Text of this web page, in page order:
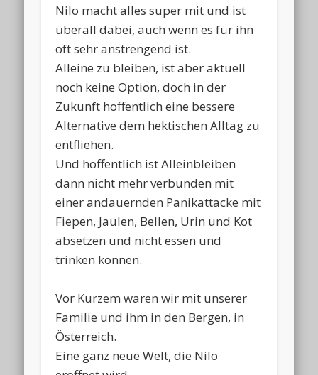
Nilo macht alles super mit und ist
überall dabei, auch wenn es für ihn
oft sehr anstrengend ist.
Alleine zu bleiben, ist aber aktuell
noch keine Option, doch in der
Zukunft hoffentlich eine bessere
Alternative dem hektischen Alltag zu
entfliehen.
Und hoffentlich ist Alleinbleiben
dann nicht mehr verbunden mit
einer andauernden Panikattacke mit
Fiepen, Jaulen, Bellen, Urin und Kot
absetzen und nicht essen und
trinken können.
Vor Kurzem waren wir mit unserer
Familie und ihm in den Bergen, in
Österreich.
Eine ganz neue Welt, die Nilo